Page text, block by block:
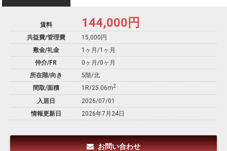
賃料 144,000 円
共益費/管理費
15,000円
敷金/礼金
1ヶ月 /1ヶ月
仲介/FR
0ヶ月 /0ヶ月
所在階/向き
5階/北
間取/面積
1R/25.06m2
入居日
2026/07/01
情報更新日
2026年7月24日
お問い合わせ